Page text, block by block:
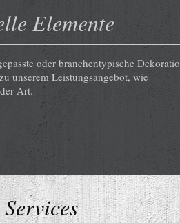
Elemente
oder branchentypische
unserem Leistungsangebot, wie
Art.